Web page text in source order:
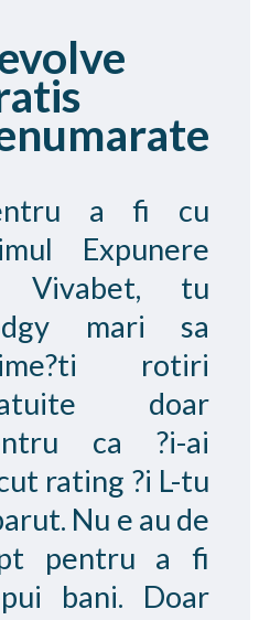
a fi cu
Expunere
Vivabet, tu
mari sa
rotiri
doar
ca ?i-ai
rating ?i L-tu
Nu e au de
pentru a fi
bani. Doar